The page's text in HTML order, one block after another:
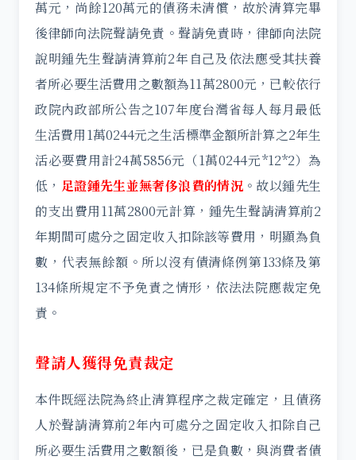
萬元，尚餘120萬元的債務未清償，故於清算完畢
後律師向法院聲請免責。聲請免責時，律師向法院
說明鍾先生聲請清算前2年自己及依法應受其扶養
者所必要生活費用之數額為11萬2800元，已較依行
政院內政部所公告之107年度台灣省每人每月最低
生活費用1萬0244元之生活標準金額所計算之2年生
活必要費用計24萬5856元（1萬0244元*12*2）為
低， 足證鍾先生並無奢侈浪費的情況 。故以鍾先生
的支出費用11萬2800元計算，鍾先生聲請清算前2
年期間可處分之固定收入扣除該等費用，明顯為負
數，代表無餘額。所以沒有債清條例第133條及第
134條所規定不予免責之情形，依法法院應裁定免
責。
聲請人獲得免責裁定
本件既經法院為終止清算程序之裁定確定，且債務
人於聲請清算前2年內可處分之固定收入扣除自己
所必要生活費用之數額後，已是負數，與消費者債